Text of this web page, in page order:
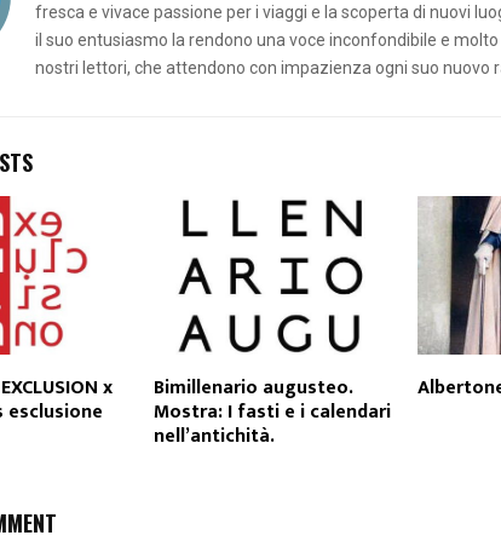
fresca e vivace passione per i viaggi e la scoperta di nuovi
il suo entusiasmo la rendono una voce inconfondibile e
nostri lettori, che attendono con impazienza ogni suo nuovo
x
esclusione
Bimillenario augusteo.
Mostra: I fasti e i calendari
nell’antichità.